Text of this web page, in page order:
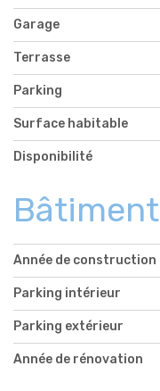
Garage
Terrasse
Parking
Surface habitable
Disponibilité
Bâtiment
Année de construction
Parking intérieur
Parking extérieur
Année de rénovation